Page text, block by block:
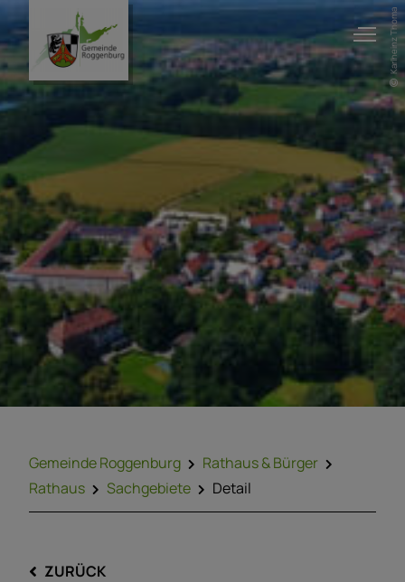
Karlheinz Thoma
Gemeinde Roggenburg
Rathaus & Bürger
Rathaus
Sachgebiete Detail
ZURÜCK